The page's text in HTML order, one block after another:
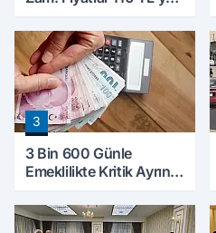
3
3 Bin 600 Günle
Emeklilikte Kritik Ayrıntı!
Hesabını Değiştirebilir